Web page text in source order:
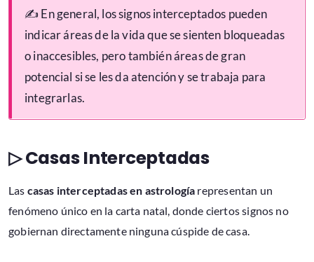
✍ En general, los signos interceptados pueden
indicar áreas de la vida que se sienten bloqueadas
o inaccesibles, pero también áreas de gran
potencial si se les da atención y se trabaja para
integrarlas.
▷ Casas Interceptadas
Las casas interceptadas en astrología representan un
fenómeno único en la carta natal, donde ciertos signos no
gobiernan directamente ninguna cúspide de casa.